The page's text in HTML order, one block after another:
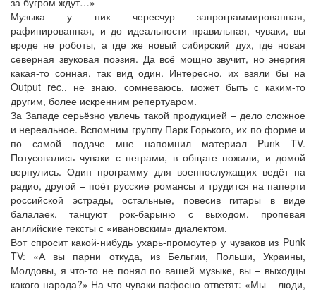
Музыка у них чересчур запрограммированная,
рафинированная, и до идеальности правильная, чуваки, вы
вроде не роботы, а где же новый сибирский дух, где новая
северная звуковая поэзия. Да всё мощно звучит, но энергия
какая-то сонная, так вид один. Интересно, их взяли бы на
Output rec., не знаю, сомневаюсь, может быть с каким-то
другим, более искренним репертуаром.
За Западе серьёзно увлечь такой продукцией – дело сложное
и нереальное. Вспомним группу Парк Горького, их по форме и
по самой подаче мне напомнил материал Punk TV.
Потусовались чуваки с неграми, в общаге пожили, и домой
вернулись. Один программу для военнослужащих ведёт на
радио, другой – поёт русские романсы и трудится на паперти
российской эстрады, остальные, повесив гитары в виде
балалаек, танцуют рок-барыню с выходом, пропевая
английские тексты с «ивановским» диалектом.
Вот спросит какой-нибудь ухарь-промоутер у чуваков из Punk
TV: «А вы парни откуда, из Бельгии, Польши, Украины,
Молдовы, я что-то не понял по вашей музыке, вы – выходцы
какого народа?» На что чуваки пафосно ответят: «Мы – люди,